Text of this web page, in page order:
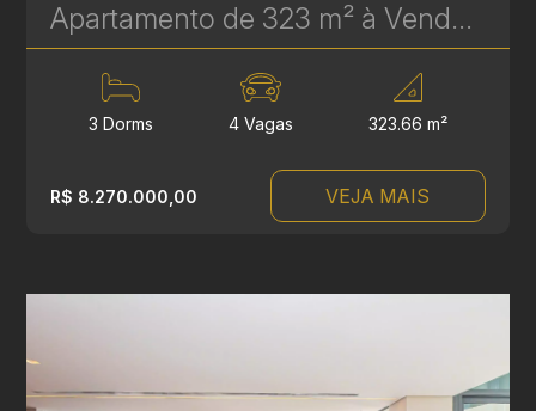
Apartamento de 323 m² à Venda no Epic Água Verde | Em Frente ao Clube Curitibano | Ref. 1718
3 Dorms 4 Vagas 323.66 m²
R$ 8.270.000,00 VEJA MAIS